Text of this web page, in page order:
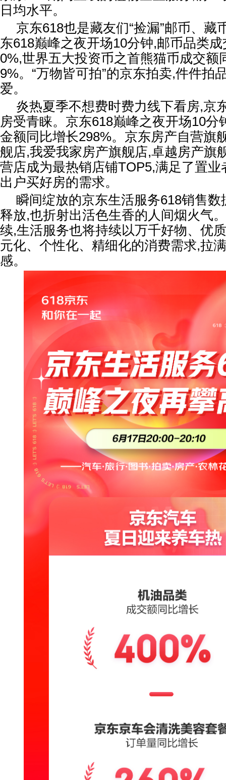
日均水平。
京东618也是藏友们“捡漏”邮币、藏
东618巅峰之夜开场10分钟,邮币品类
0%,世界五大投资币之首熊猫币成交额
9%。“万物皆可拍”的京东拍卖,件件拍
爱。
炎热夏季不想费时费力线下看房,京
房受青睐。京东618巅峰之夜开场10分
金额同比增长298%。京东房产自营旗
舰店,我爱我家房产旗舰店,卓越房产旗
营店成为最热销店铺TOP5,满足了置业
出户买好房的需求。
瞬间绽放的京东生活服务618销售数
释放,也折射出活色生香的人间烟火气
续,生活服务也将持续以万千好物、优
元化、个性化、精细化的消费需求,拉
感。